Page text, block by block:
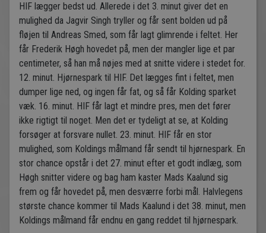
HIF lægger bedst ud. Allerede i det 3. minut giver det en
mulighed da Jagvir Singh tryller og får sent bolden ud på
fløjen til Andreas Smed, som får lagt glimrende i feltet. Her
får Frederik Høgh hovedet på, men der mangler lige et par
centimeter, så han må nøjes med at snitte videre i stedet for.
12. minut. Hjørnespark til HIF. Det lægges fint i feltet, men
dumper lige ned, og ingen får fat, og så får Kolding sparket
væk. 16. minut. HIF får lagt et mindre pres, men det fører
ikke rigtigt til noget. Men det er tydeligt at se, at Kolding
forsøger at forsvare nullet. 23. minut. HIF får en stor
mulighed, som Koldings målmand får sendt til hjørnespark. En
stor chance opstår i det 27. minut efter et godt indlæg, som
Høgh snitter videre og bag ham kaster Mads Kaalund sig
frem og får hovedet på, men desværre forbi mål. Halvlegens
største chance kommer til Mads Kaalund i det 38. minut, men
Koldings målmand får endnu en gang reddet til hjørnespark.